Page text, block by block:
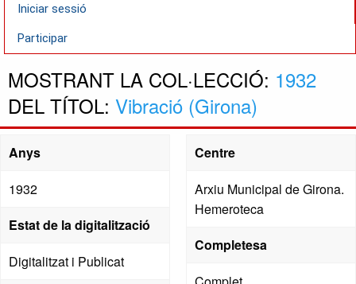
Iniciar sessió
Participar
MOSTRANT LA COL·LECCIÓ: 1932
DEL TÍTOL: Vibració (Girona)
Anys
1932
Estat de la digitalització
Digitalitzat i Publicat
Centre
Arxiu Municipal de Girona.
Hemeroteca
Completesa